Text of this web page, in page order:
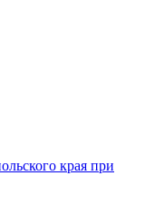
края при